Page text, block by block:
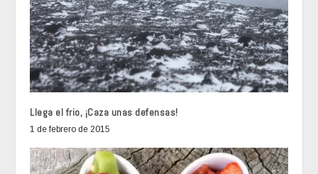
Llega el frio, ¡Caza unas defensas!
1 de febrero de 2015